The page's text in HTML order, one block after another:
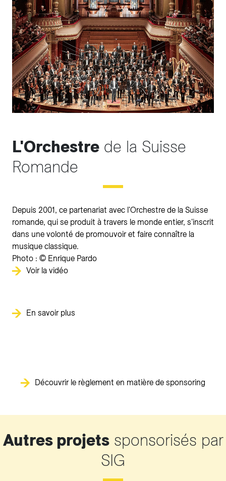
L'Orchestre de la Suisse
Romande
Depuis 2001, ce partenariat avec l'Orchestre de la Suisse
romande, qui se produit à travers le monde entier, s'inscrit
dans une volonté de promouvoir et faire connaître la
musique classique.
Photo : © Enrique Pardo
Voir la vidéo
En savoir plus
Découvrir le règlement en matière de sponsoring
Autres projetssponsorisés par
SIG